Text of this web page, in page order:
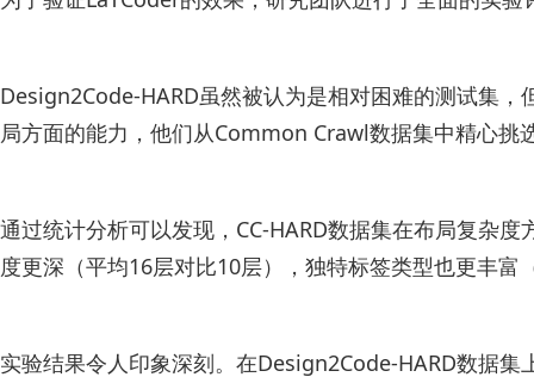
Design2Code-HARD虽然被认为是相对困难的测试集
局方面的能力，他们从Common Crawl数据集中精心挑
通过统计分析可以发现，CC-HARD数据集在布局复杂
度更深（平均16层对比10层），独特标签类型也更丰
实验结果令人印象深刻。在Design2Code-HARD数据集